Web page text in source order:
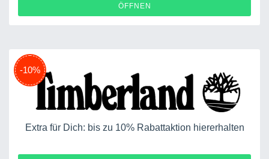
ÖFFNEN
-10%
Extra für Dich: bis zu 10% Rabattaktion hiererhalten